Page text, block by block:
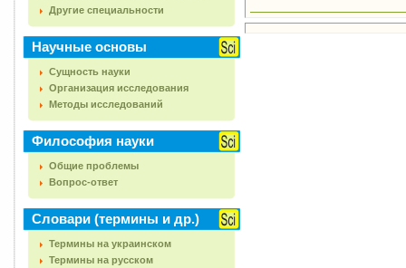
Другие специальности
Научные основы
Сущность науки
Организация исследования
Методы исследований
Философия науки
Общие проблемы
Вопрос-ответ
Словари (термины и др.)
Термины на украинском
Термины на русском